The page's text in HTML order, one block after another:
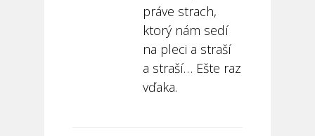
práve strach,
ktorý nám sedí
na pleci a straší
a straší… Ešte raz
vďaka.